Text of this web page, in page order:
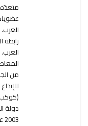
رابطة
من
(كوكب
دولة